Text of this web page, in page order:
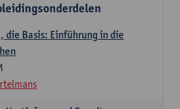
die Basis: Einführung in die